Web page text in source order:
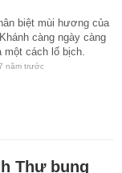
biệt mùi hương của
càng ngày càng
một cách lố bịch.
năm trước
Thư bụng